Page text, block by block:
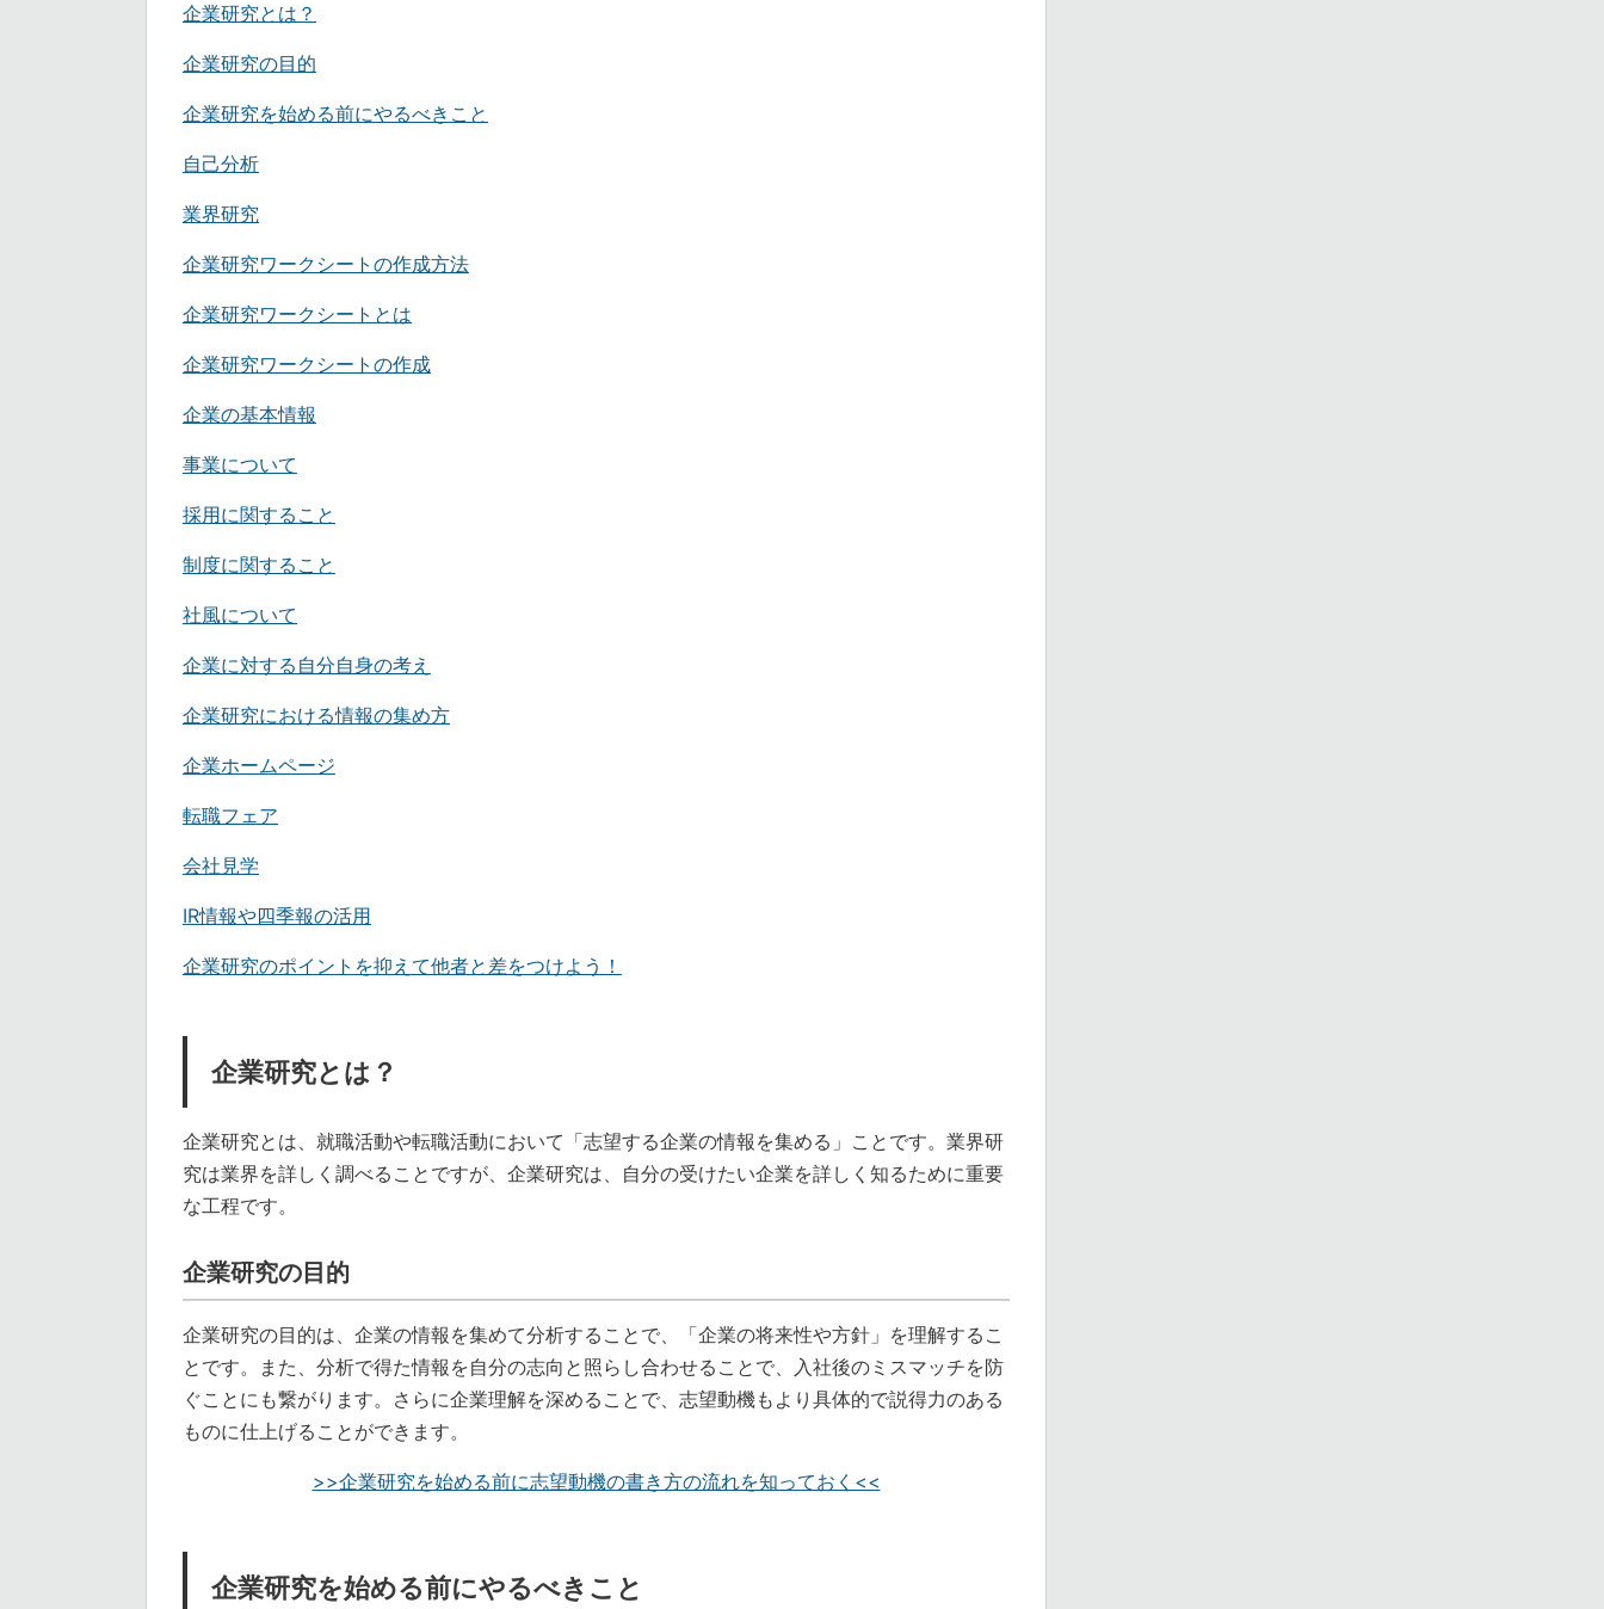
企業研究とは？
企業研究の目的
企業研究を始める前にやるべきこと
自己分析
業界研究
企業研究ワークシートの作成方法
企業研究ワークシートとは
企業研究ワークシートの作成
企業の基本情報
事業について
採用に関すること
制度に関すること
社風について
企業に対する自分自身の考え
企業研究における情報の集め方
企業ホームページ
転職フェア
会社見学
IR情報や四季報の活用
企業研究のポイントを抑えて他者と差をつけよう！
企業研究とは？
企業研究とは、就職活動や転職活動において「志望する企業の情報を集める」ことです。業界研
究は業界を詳しく調べることですが、企業研究は、自分の受けたい企業を詳しく知るために重要
な工程です。
企業研究の目的
企業研究の目的は、企業の情報を集めて分析することで、「企業の将来性や方針」を理解するこ
とです。また、分析で得た情報を自分の志向と照らし合わせることで、入社後のミスマッチを防
ぐことにも繋がります。さらに企業理解を深めることで、志望動機もより具体的で説得力のある
ものに仕上げることができます。
>>企業研究を始める前に志望動機の書き方の流れを知っておく<<
企業研究を始める前にやるべきこと